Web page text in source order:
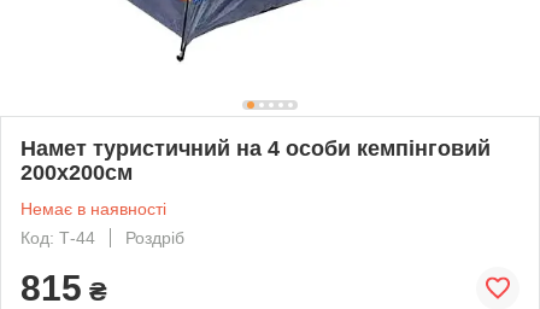
Намет туристичний на 4 особи кемпінговий
200х200см
Немає в наявності
Код: Т-44
Роздріб
815 ₴